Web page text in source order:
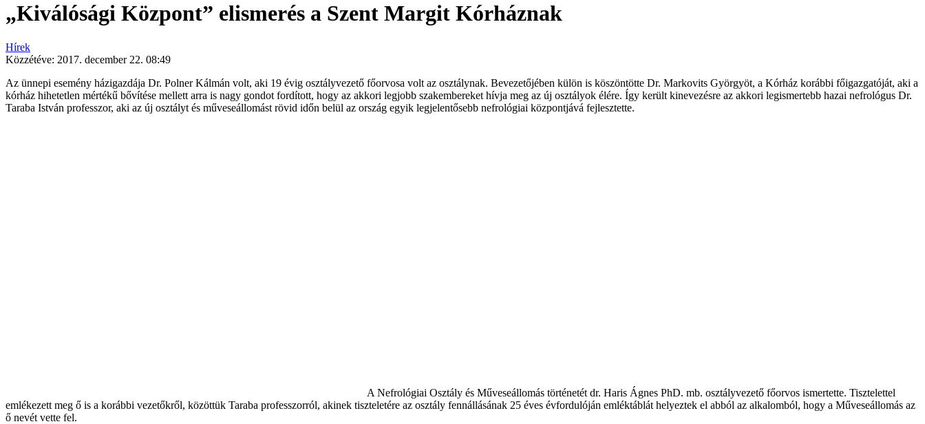
„Kiválósági Központ” elismerés a Szent Margit Kórháznak
Hírek
Közzétéve: 2017. december 22. 08:49
Az ünnepi esemény házigazdája Dr. Polner Kálmán volt, aki 19 évig osztályvezető főorvosa volt az osztálynak. Bevezetőjében külön is köszöntötte Dr. Markovits Györgyöt, a Kórház korábbi főigazgatóját, aki a
kórház hihetetlen mértékű bővítése mellett arra is nagy gondot fordított, hogy az akkori legjobb szakembereket hívja meg az új osztályok élére. Így került kinevezésre az akkori legismertebb hazai nefrológus Dr.
Taraba István professzor, aki az új osztályt és műveseállomást rövid időn belül az ország egyik legjelentősebb nefrológiai központjává fejlesztette.
A Nefrológiai Osztály és Műveseállomás történetét dr. Haris Ágnes PhD. mb. osztályvezető főorvos ismertette. Tisztelettel
emlékezett meg ő is a korábbi vezetőkről, közöttük Taraba professzorról, akinek tiszteletére az osztály fennállásának 25 éves évfordulóján emléktáblát helyeztek el abból az alkalomból, hogy a Műveseállomás az
ő nevét vette fel.